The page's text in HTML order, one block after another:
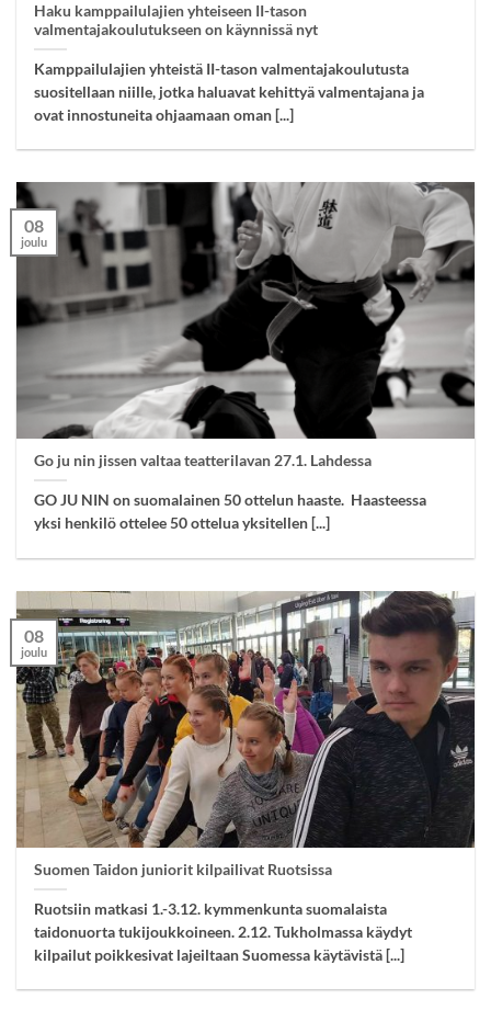
Haku kamppailulajien yhteiseen II-tason
valmentajakoulutukseen on käynnissä nyt
Kamppailulajien yhteistä II-tason valmentajakoulutusta
suositellaan niille, jotka haluavat kehittyä valmentajana ja
ovat innostuneita ohjaamaan oman [...]
Go ju nin jissen valtaa teatterilavan 27.1. Lahdessa
GO JU NIN on suomalainen 50 ottelun haaste. Haasteessa
yksi henkilö ottelee 50 ottelua yksitellen [...]
08
joulu
Suomen Taidon juniorit kilpailivat Ruotsissa
Ruotsiin matkasi 1.-3.12. kymmenkunta suomalaista
taidonuorta tukijoukkoineen. 2.12. Tukholmassa käydyt
kilpailut poikkesivat lajeiltaan Suomessa käytävistä [...]
08
joulu